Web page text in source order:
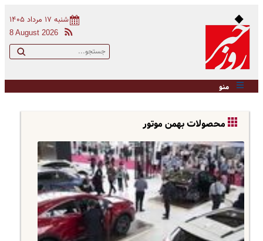
شنبه ۱۷ مرداد ۱۴۰۵
8 August 2026
منو
محصولات بهمن موتور